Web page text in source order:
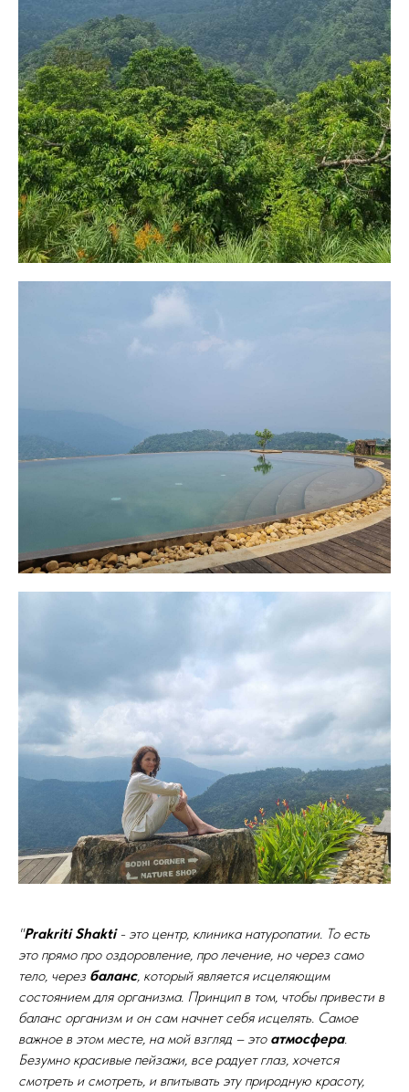
"Prakriti Shakti- это центр, клиника натуропатии. То есть
это прямо про оздоровление, про лечение, но через само
тело, через баланс, который является исцеляющим
состоянием для организма. Принцип в том, чтобы привести в
баланс организм и он сам начнет себя исцелять. Самое
важное в этом месте, на мой взгляд – это атмосфера.
Безумно красивые пейзажи, все радует глаз, хочется
смотреть и смотреть, и впитывать эту природную красоту,